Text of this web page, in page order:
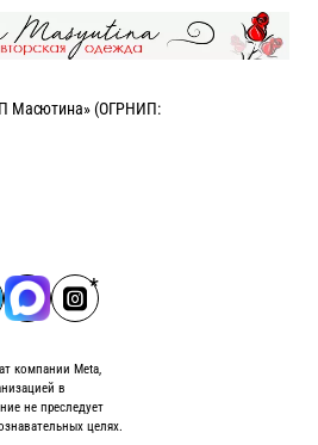
Масютина» (ОГРНИП:
компании Meta,
в
не преследует
целях.